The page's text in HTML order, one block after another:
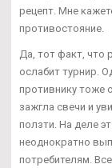
рецепт. Мне
противостояние.
Да, тот факт, что
ослабит турнир.
противнику тоже
зажгла свечи и
ползти. На деле
неоднократно
потребителям.